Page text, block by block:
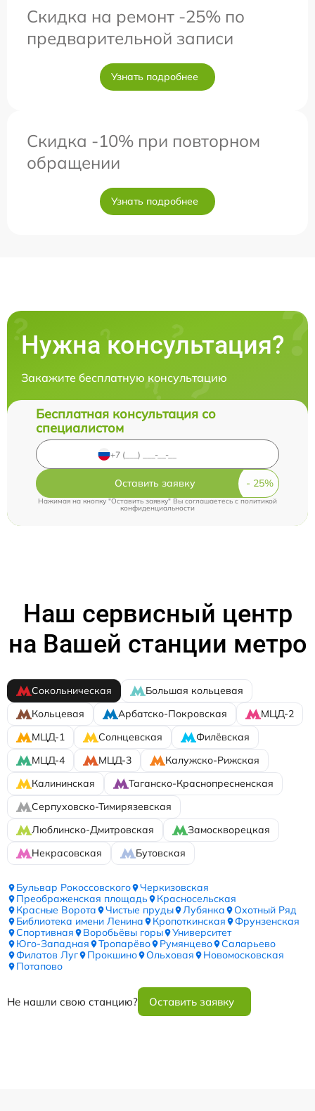
Скидка на ремонт -25% по
предварительной записи
Узнать подробнее
Скидка -10% при повторном
обращении
Узнать подробнее
Нужна консультация?
Закажите бесплатную консультацию
Бесплатная консультация со
специалистом
Оставить заявку
Нажимая на кнопку "Оставить заявку" Вы соглашаетесь c политикой
конфиденциальности
Наш сервисный центр
на Вашей станции метро
Сокольническая
Большая кольцевая
Кольцевая
Арбатско-Покровская
МЦД-2
МЦД-1
Солнцевская
Филёвская
МЦД-4
МЦД-3
Калужско-Рижская
Калининская
Таганско-Краснопресненская
Серпуховско-Тимирязевская
Люблинско-Дмитровская
Замоскворецкая
Некрасовская
Бутовская
Бульвар Рокоссовского
Черкизовская
Преображенская площадь
Красносельская
Красные Ворота
Чистые пруды Лубянка
Охотный Ряд
Библиотека имени Ленина
Кропоткинская
Фрунзенская
Спортивная
Воробьёвы горы
Университет
Юго-Западная
Тропарёво Румянцево
Саларьево
Филатов Луг
Прокшино Ольховая
Новомосковская
Потапово
Не нашли свою станцию? Оставить заявку